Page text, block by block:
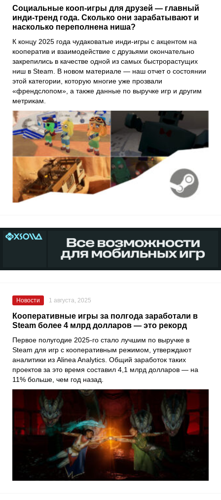
Социальные кооп-игры для друзей — главный
инди-тренд года. Сколько они зарабатывают и
насколько переполнена ниша?
К концу 2025 года чудаковатые инди-игры с акцентом на
кооператив и взаимодействие с друзьями окончательно
закрепились в качестве одной из самых быстрорастущих
ниш в Steam. В новом материале — наш отчет о состоянии
этой категории, которую многие уже прозвали
«френдслопом», а также данные по выручке игр и другим
метрикам.
Новости 1 августа, 2025
Кооперативные игры за полгода заработали в
Steam более 4 млрд долларов — это рекорд
Первое полугодие 2025-го стало лучшим по выручке в
Steam для игр с кооперативным режимом, утверждают
аналитики из Alinea Analytics. Общий заработок таких
проектов за это время составил 4,1 млрд долларов — на
11% больше, чем год назад.